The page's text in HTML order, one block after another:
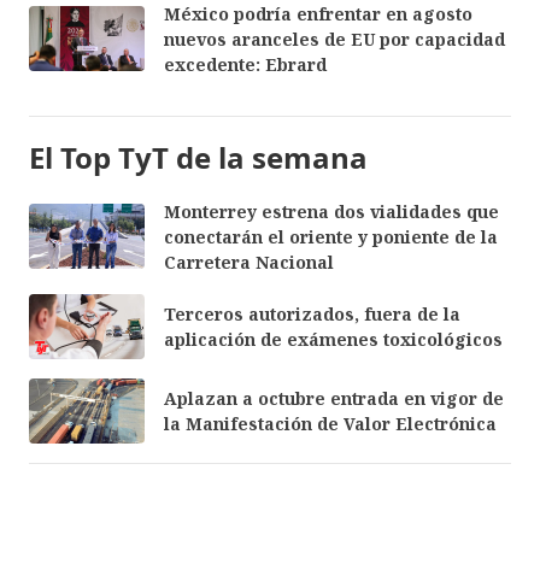
México podría enfrentar en agosto
nuevos aranceles de EU por capacidad
excedente: Ebrard
El Top TyT de la semana
Monterrey estrena dos vialidades que
conectarán el oriente y poniente de la
Carretera Nacional
Terceros autorizados, fuera de la
aplicación de exámenes toxicológicos
Aplazan a octubre entrada en vigor de
la Manifestación de Valor Electrónica